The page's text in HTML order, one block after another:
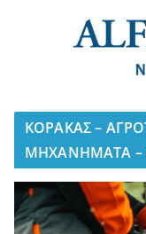
ΚΟΡΑΚΑΣ –
ΜΗΧΑΝΗΜΑΤΑ –